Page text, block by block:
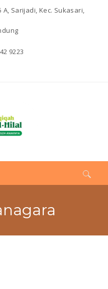
A, Sarijadi, Kec. Sukasari,
9223